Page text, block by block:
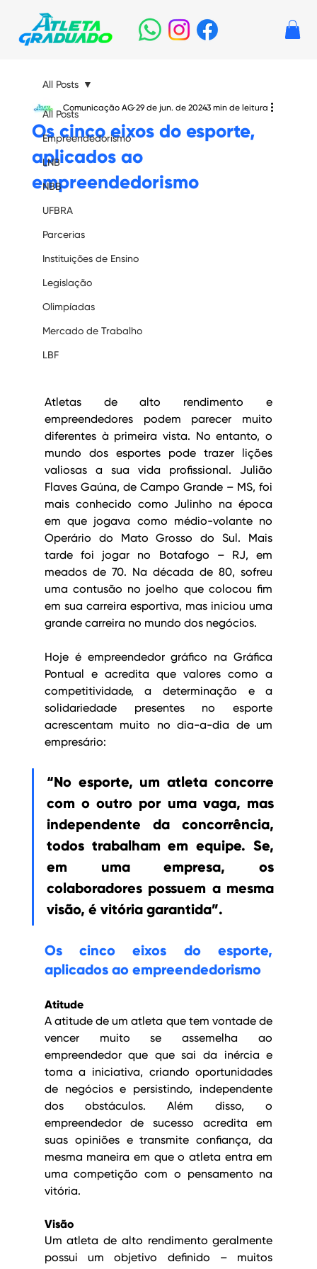
All Posts
Empreendedorismo
LNB
NBB
UFBRA
Parcerias
Instituições de Ensino
Legislação
Olimpíadas
Mercado de Trabalho
LBF
All Posts
Os cinco eixos do esporte,
aplicados ao
empreendedorismo
Comunicação AG 29 de jun. de 20243 min de leitura
Atletas de alto rendimento e
empreendedores podem parecer muito
diferentes à primeira vista. No entanto, o
mundo dos esportes pode trazer lições
valiosas a sua vida profissional. Julião
Flaves Gaúna, de Campo Grande – MS, foi
mais conhecido como Julinho na época
em que jogava como médio-volante no
Operário do Mato Grosso do Sul. Mais
tarde foi jogar no Botafogo – RJ, em
meados de 70. Na década de 80, sofreu
uma contusão no joelho que colocou fim
em sua carreira esportiva, mas iniciou uma
grande carreira no mundo dos negócios.
Hoje é empreendedor gráfico na Gráfica
Pontual e acredita que valores como a
competitividade, a determinação e a
solidariedade presentes no esporte
acrescentam muito no dia-a-dia de um
empresário:
“No esporte, um atleta concorre
com o outro por uma vaga, mas
independente da concorrência,
todos trabalham em equipe. Se,
em uma empresa, os
colaboradores possuem a mesma
visão, é vitória garantida”.
Os cinco eixos do esporte,
aplicados ao empreendedorismo
Atitude
A atitude de um atleta que tem vontade de
vencer muito se assemelha ao
empreendedor que que sai da inércia e
toma a iniciativa, criando oportunidades
de negócios e persistindo, independente
dos obstáculos. Além disso, o
empreendedor de sucesso acredita em
suas opiniões e transmite confiança, da
mesma maneira em que o atleta entra em
uma competição com o pensamento na
vitória.
Visão
Um atleta de alto rendimento geralmente
possui um objetivo definido – muitos